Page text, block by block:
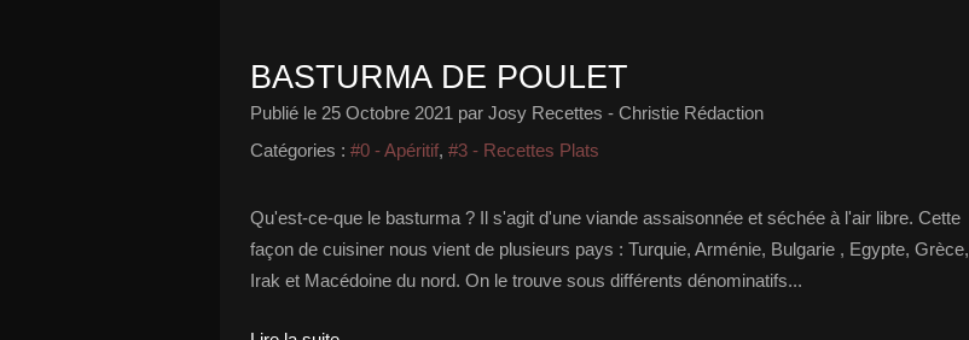
BASTURMA DE POULET
Publié le 25 Octobre 2021 par Josy Recettes - Christie Rédaction
Catégories : #0 - Apéritif, #3 - Recettes Plats
Qu'est-ce-que le basturma ? Il s'agit d'une viande assaisonnée et séchée à l'air libre. Cette
façon de cuisiner nous vient de plusieurs pays : Turquie, Arménie, Bulgarie , Egypte, Grèce,
Irak et Macédoine du nord. On le trouve sous différents dénominatifs...